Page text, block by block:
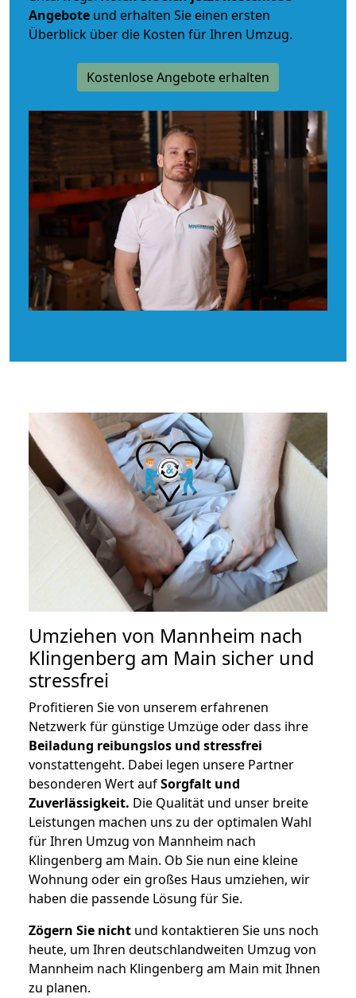
Angebote und erhalten Sie einen ersten
Überblick über die Kosten für Ihren Umzug.
Kostenlose Angebote erhalten
Umziehen von Mannheim nach
Klingenberg am Main sicher und
stressfrei
Profitieren Sie von unserem erfahrenen
Netzwerk für günstige Umzüge oder dass ihre
Beiladung reibungslos und stressfrei
vonstattengeht. Dabei legen unsere Partner
besonderen Wert aufSorgfalt und
Zuverlässigkeit. Die Qualität und unser breite
Leistungen machen uns zu der optimalen Wahl
für Ihren Umzug von Mannheim nach
Klingenberg am Main. Ob Sie nun eine kleine
Wohnung oder ein großes Haus umziehen, wir
haben die passende Lösung für Sie.
Zögern Sie nicht und kontaktieren Sie uns noch
heute, um Ihren deutschlandweiten Umzug von
Mannheim nach Klingenberg am Main mit Ihnen
zu planen.